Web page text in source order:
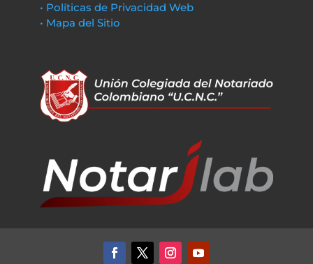
• Políticas de Privacidad Web
• Mapa del Sitio